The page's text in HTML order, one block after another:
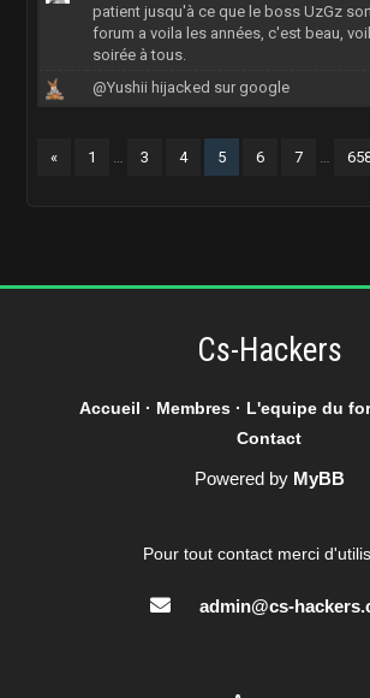
patient jusqu'à ce que le boss UzGz
forum a voila les années, c'est beau,
soirée à tous.
@Yushii hijacked sur google
« 1 … 3 4 5 6 7 …
Cs-Hackers
Accueil · Membres· L'equipe du
Contact
Powered by MyBB
Pour tout contact merci
admin@cs-